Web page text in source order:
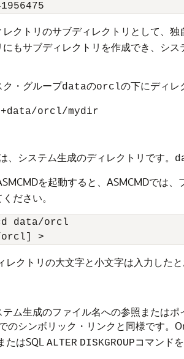
クトリのサブディレクトリとして、
もサブディレクトリを作成でき、シ
・グループdataのorclの下にディレ
+data/orcl/mydir
、システム生成のディレクトリです。
を起動すると、ASMCMDでは
ださい。
cd data/orcl
orcl] >
レクトリの大文字と小文字は入力したと
ム生成のファイル名への参照または
のシンボリック・リンクと同様です。
たはSQL ALTER DISKGROUPコマンド